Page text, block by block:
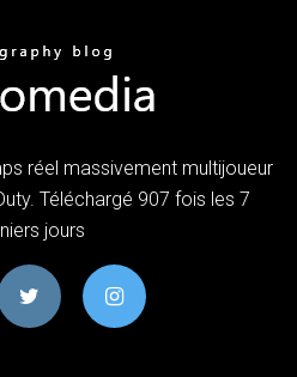
réel massivement multijoueur
Téléchargé 907 fois les 7
jours